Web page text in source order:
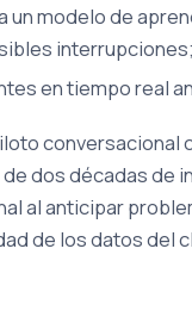
modelo de
en tiempo real
dos décadas de
al anticipar
de los datos del